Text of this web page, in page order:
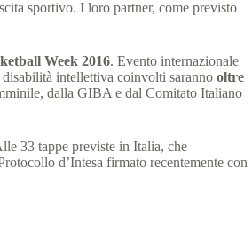
sportivo. I loro partner, come previsto
Week 2016. Evento internazionale
intellettiva coinvolti saranno oltre
dalla GIBA e dal Comitato Italiano
33 tappe previste in Italia, che
d’Intesa firmato recentemente con